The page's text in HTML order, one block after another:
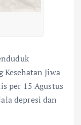
Jiwa
per 15 Agustus
depresi dan